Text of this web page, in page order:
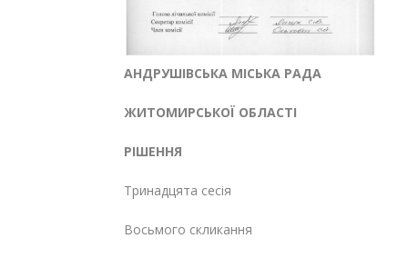
АНДРУШІВСЬКА МІСЬКА РАДА
ЖИТОМИРСЬКОЇ ОБЛАСТІ
РІШЕННЯ
Тринадцята сесія
Восьмого скликання